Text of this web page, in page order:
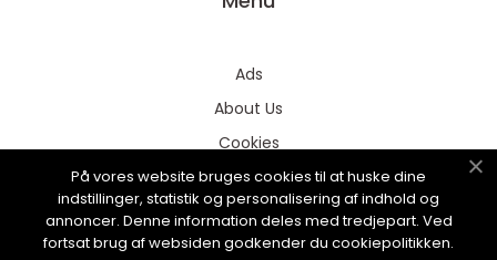
Ads
About Us
Cookies
Contact
Sitemap
På vores website bruges cookies til at huske dine
indstillinger, statistik og personalisering af indhold og
annoncer. Denne information deles med tredjepart. Ved
fortsat brug af websiden godkender du cookiepolitikken.